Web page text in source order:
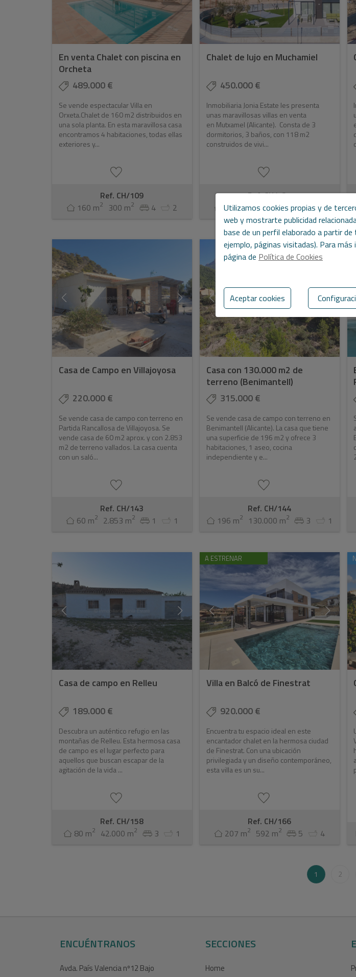
En venta Chalet con piscina en
Orcheta
489.000 €
Se vende espectacular Villa en
Orxeta.Chalet de 160 m2 distribuidos en
una sola planta. En esta maravillosa casa
encontramos 4 habitaciones, todas ellas
exteriores y...
Ref. CH/109
160 m2 300 m2 4 2
Chalet de lujo en Muchamiel
450.000 €
Inmobiliaria Jonia Estate les presenta
unas maravillosas villas en venta
en Mutxamel (Alicante). Consta de 3
dormitorios, 3 baños, con 118 m2
construidos de vivi...
Ref. CH/121
119 m2 519 m2 3 3
Casa de Campo en Villajoyosa
220.000 €
Se vende casa de campo con terreno en
Partida Rancallosa de Villajoyosa. Se
vende casa de 60 m2 aprox. y con 2.853
m2 de terreno vallados. La casa cuenta
con un saló...
Ref. CH/143
60 m2 2.853 m2 1 1
Casa con 130.000 m2 de
terreno (Benimantell)
315.000 €
Se vende casa de campo con terreno en
Benimantell (Alicante). La casa que tiene
una superficie de 196 m2 y ofrece 3
habitaciones, 1 aseo, cocina
independiente y e...
Ref. CH/144
196 m2 130.000 m2 3 1
Casa de campo en Relleu
189.000 €
Descubra un auténtico refugio en las
montañas de Relleu. Esta hermosa casa
de campo es el lugar perfecto para
aquellos que buscan escapar de la
agitación de la vida ...
Ref. CH/158
80 m2 42.000 m2 3 1
A ESTRENAR
Villa en Balcó de Finestrat
920.000 €
Encuentra tu espacio ideal en este
encantador chalet en la hermosa ciudad
de Finestrat. Con una ubicación
privilegiada y un diseño contemporáneo,
esta villa es un su...
Ref. CH/166
207 m2 592 m2 5 4
1 2
ENCUÉNTRANOS
Avda. País Valencia nº12 Bajo
SECCIONES
Home
Utilizamos cookies propias y de
web y mostrarte publicidad
base de un perfil elaborado a partir
ejemplo, páginas visitadas). Para
página de Política de Cookies
Aceptar cookies